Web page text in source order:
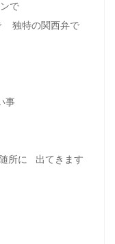
で
独特の関西弁で
事
所に 出てきます